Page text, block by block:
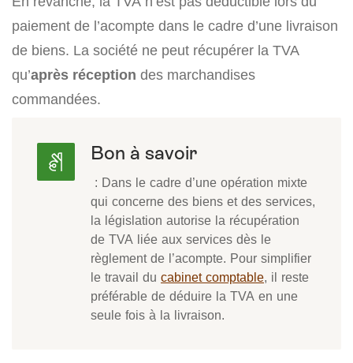
paiement de l’acompte dans le cadre d’une livraison
de biens. La société ne peut récupérer la TVA
qu’après réception des marchandises
commandées.
Bon à savoir
: Dans le cadre d’une opération mixte
qui concerne des biens et des services,
la législation autorise la récupération
de TVA liée aux services dès le
règlement de l’acompte. Pour simplifier
le travail du cabinet comptable, il reste
préférable de déduire la TVA en une
seule fois à la livraison.